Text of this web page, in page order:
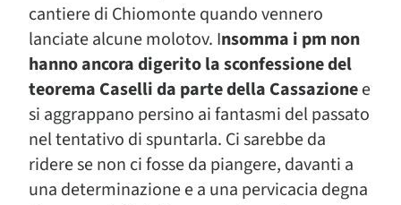
cantiere di Chiomonte quando vennero
lanciate alcune molotov. Insomma i pm non
hanno ancora digerito la sconfessione del
teorema Caselli da parte della Cassazionee
si aggrappano persino ai fantasmi del passato
nel tentativo di spuntarla. Ci sarebbe da
ridere se non ci fosse da piangere, davanti a
una determinazione e a una pervicacia degna